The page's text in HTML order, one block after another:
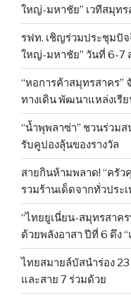
ใหญ่-มหาชัย” เวทีสมุท
รฟท. เชิญร่วมประชุมปัจ
ใหญ่-มหาชัย” วันที่ 6-7
“หอการค้าสมุทรสาคร”
ทางเดิน พัฒนาแหล่งเรี
“น้ำพุพลาซ่า” ชวนร่ว
รับคูปองลุ้นของรางวัล
สายกินห้ามพลาด! “ครั
รวมร้านเด็ดจากทั่วประ
“ไทยยูเนี่ยน-สมุทรสาค
ด้วยพลังอาสา ปีที่ 6 ดึง
ไทยสมายล์บัสนำร่อง
และสาย 7 ร่วมด้วย